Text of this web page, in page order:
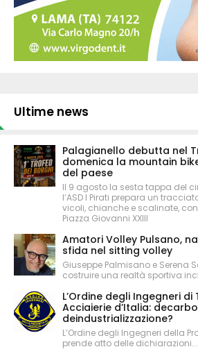
Ultime news
Palagianello debutta nel
domenica la mountain
del paese
Il 9 agosto la sesta tappa del
l’ASD I Pirati prepara un
vicoli, chianche e scalinate,
Piazza Giovanni XXIII
Amatori Volley Pulsano,
sfida nel sitting volley
Giuseppe Palmisano e Serena
costruire una realtà sportiva
L’Ordine degli Ingegneri
Acciaierie d’Italia:
deindustrializzazione?
L’Ordine degli Ingegneri della
prende atto delle dichiarazioni...